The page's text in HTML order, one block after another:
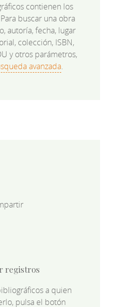
contienen los
buscar una obra
autoría, fecha, lugar
colección, ISBN,
y otros parámetros,
avanzada.
registros
a quien
pulsa el botón